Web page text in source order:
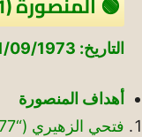
التاريخ: 21/09/1973
أهداف المنصورة
فتحي الزهيري (“77)